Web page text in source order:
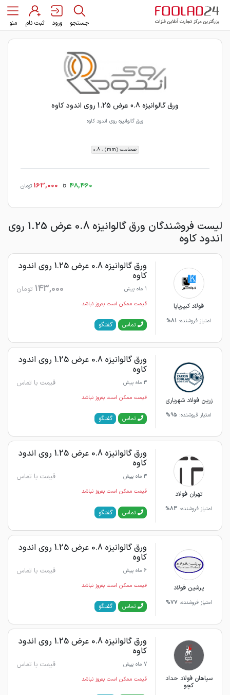
جستجو ورود ثبت نام منو
ورق گالوانیزه 0.8 عرض 1.25 روی اندود کاوه
ورق گالوانیزه روی اندود کاوه
ضخامت (mm) : 0.8
48,460 تا 163,000 تومان
لیست فروشندگان ورق گالوانیزه 0.8 عرض 1.25 روی
اندود کاوه
فولاد کبیرپایا
امتیاز فروشنده: 81%
ورق گالوانیزه 0.8 عرض 1.25 روی اندود
کاوه
1 ماه پیش 143,000 تومان
قیمت ممکن است به‌روز نباشد
تماس گفتگو
زرین فولاد شهریاری
امتیاز فروشنده: 95%
ورق گالوانیزه 0.8 عرض 1.25 روی اندود
کاوه
3 ماه پیش قیمت با تماس
قیمت ممکن است به‌روز نباشد
تماس گفتگو
تهران فولاد
امتیاز فروشنده: 83%
ورق گالوانیزه 0.8 عرض 1.25 روی اندود
کاوه
3 ماه پیش قیمت با تماس
قیمت ممکن است به‌روز نباشد
تماس گفتگو
پرشین فولاد
امتیاز فروشنده: 77%
ورق گالوانیزه 0.8 عرض 1.25 روی اندود
کاوه
6 ماه پیش قیمت با تماس
قیمت ممکن است به‌روز نباشد
تماس گفتگو
سپاهان فولاد حداد
کچو
ورق گالوانیزه 0.8 عرض 1.25 روی اندود
کاوه
7 ماه پیش قیمت با تماس
قیمت ممکن است به‌روز نباشد